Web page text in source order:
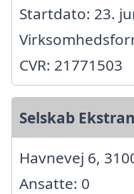
Startdato: 23.
CVR: 21771503
Selskab
Havnevej 6,
Ansatte: 0